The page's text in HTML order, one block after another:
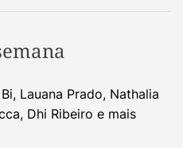
Lauana Prado, Nathalia
Dhi Ribeiro e mais